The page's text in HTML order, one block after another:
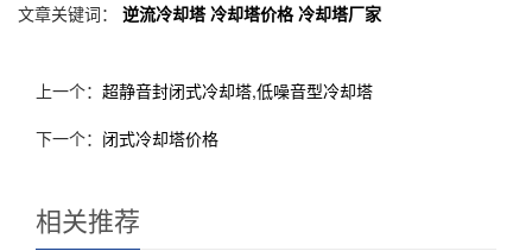
文章关键词：
逆流冷却塔冷却塔价格冷却塔厂家
上一个： 超静音封闭式冷却塔,低噪音型冷却塔
下一个： 闭式冷却塔价格
相关推荐